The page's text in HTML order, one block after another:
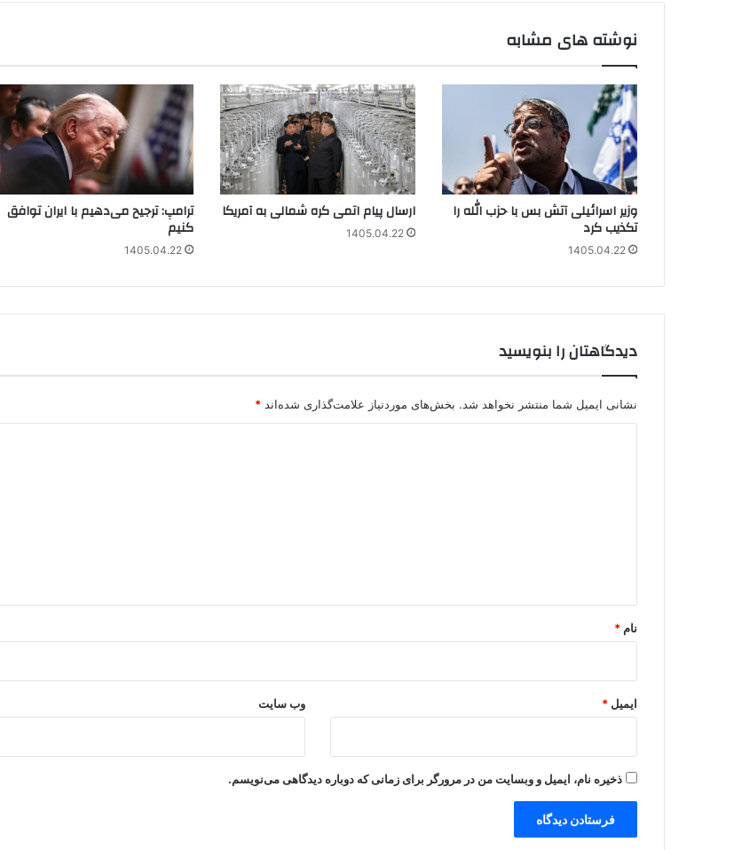
نوشته های مشابه
وزیر اسرائیلی آتش بس با حزب الله را
تکذیب کرد
1405.04.22
ارسال پیام اتمی کره شمالی به آمریکا
1405.04.22
ترامپ: ترجیح می‌دهیم با ایران توافق
کنیم
1405.04.22
دیدگاهتان را بنویسید
نشانی ایمیل شما منتشر نخواهد شد. بخش‌های موردنیاز علامت‌گذاری شده‌اند *
نام *
ایمیل * وب‌ سایت
ذخیره نام، ایمیل و وبسایت من در مرورگر برای زمانی که دوباره دیدگاهی می‌نویسم.